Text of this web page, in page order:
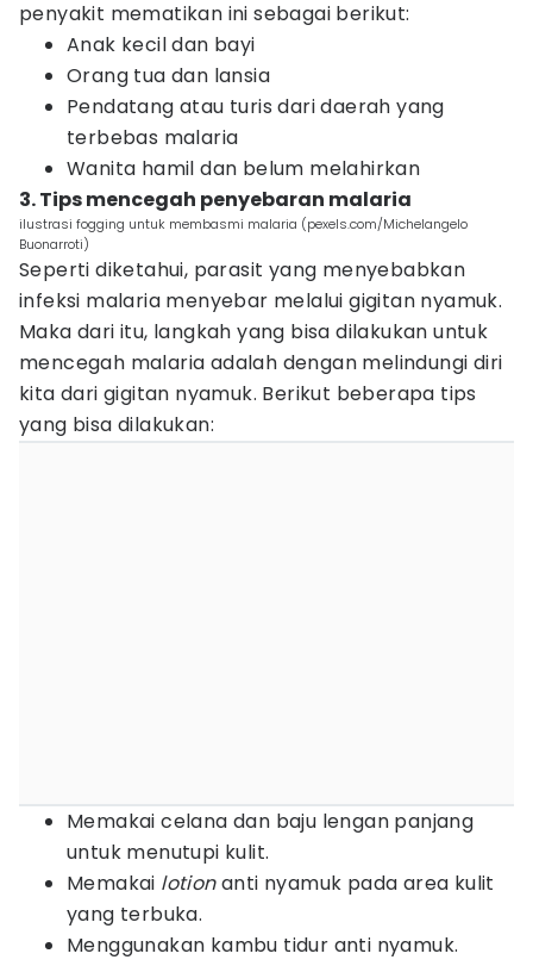
penyakit mematikan ini sebagai berikut:
Anak kecil dan bayi
Orang tua dan lansia
Pendatang atau turis dari daerah yang
terbebas malaria
Wanita hamil dan belum melahirkan
3. Tips mencegah penyebaran malaria
ilustrasi fogging untuk membasmi malaria (pexels.com/Michelangelo
Buonarroti)
Seperti diketahui, parasit yang menyebabkan
infeksi malaria menyebar melalui gigitan nyamuk.
Maka dari itu, langkah yang bisa dilakukan untuk
mencegah malaria adalah dengan melindungi diri
kita dari gigitan nyamuk. Berikut beberapa tips
yang bisa dilakukan:
Memakai celana dan baju lengan panjang
untuk menutupi kulit.
Memakai lotionanti nyamuk pada area kulit
yang terbuka.
Menggunakan kambu tidur anti nyamuk.